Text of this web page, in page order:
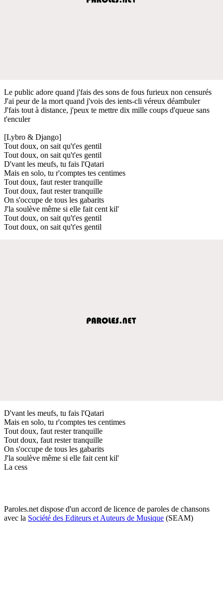
Le public adore quand j'fais des sons de fous furieux non censurés
J'ai peur de la mort quand j'vois des ients-cli véreux déambuler
J'fais tout à distance, j'peux te mettre dix mille coups d'queue sans
t'enculer
[Lybro & Django]
Tout doux, on sait qu't'es gentil
Tout doux, on sait qu't'es gentil
D'vant les meufs, tu fais l'Qatari
Mais en solo, tu r'comptes tes centimes
Tout doux, faut rester tranquille
Tout doux, faut rester tranquille
On s'occupe de tous les gabarits
J'la soulève même si elle fait cent kil'
Tout doux, on sait qu't'es gentil
Tout doux, on sait qu't'es gentil
D'vant les meufs, tu fais l'Qatari
Mais en solo, tu r'comptes tes centimes
Tout doux, faut rester tranquille
Tout doux, faut rester tranquille
On s'occupe de tous les gabarits
J'la soulève même si elle fait cent kil'
La cess
Paroles.net dispose d'un accord de licence de paroles de chansons
avec la Société des Editeurs et Auteurs de Musique (SEAM)